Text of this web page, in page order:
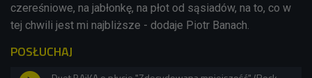
czereśniowe, na jabłonkę, na płot od sąsiadów, na to, co w
tej chwili jest mi najbliższe - dodaje Piotr Banach.
POSŁUCHAJ